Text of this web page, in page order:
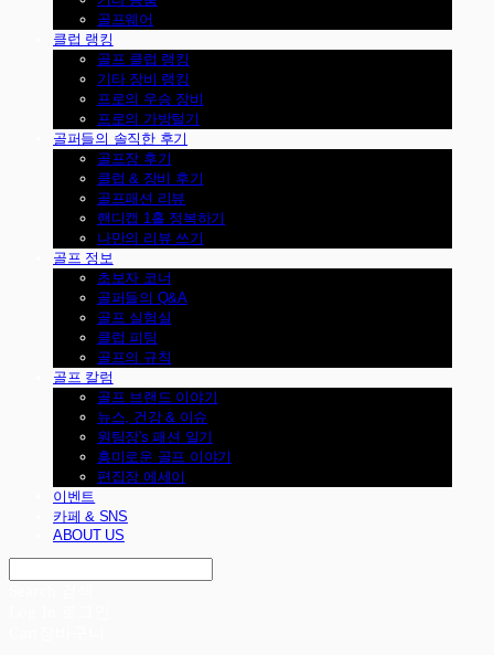
골프웨어
클럽 랭킹
골프 클럽 랭킹
기타 장비 랭킹
프로의 우승 장비
프로의 가방털기
골퍼들의 솔직한 후기
골프장 후기
클럽 & 장비 후기
골프패션 리뷰
핸디캡 1홀 정복하기
나만의 리뷰 쓰기
골프 정보
초보자 코너
골퍼들의 Q&A
골프 실험실
클럽 피팅
골프의 규칙
골프 칼럼
골프 브랜드 이야기
뉴스, 건강 & 이슈
원팀장's 패션 일기
흥미로운 골프 이야기
편집장 에세이
이벤트
카페 & SNS
ABOUT US